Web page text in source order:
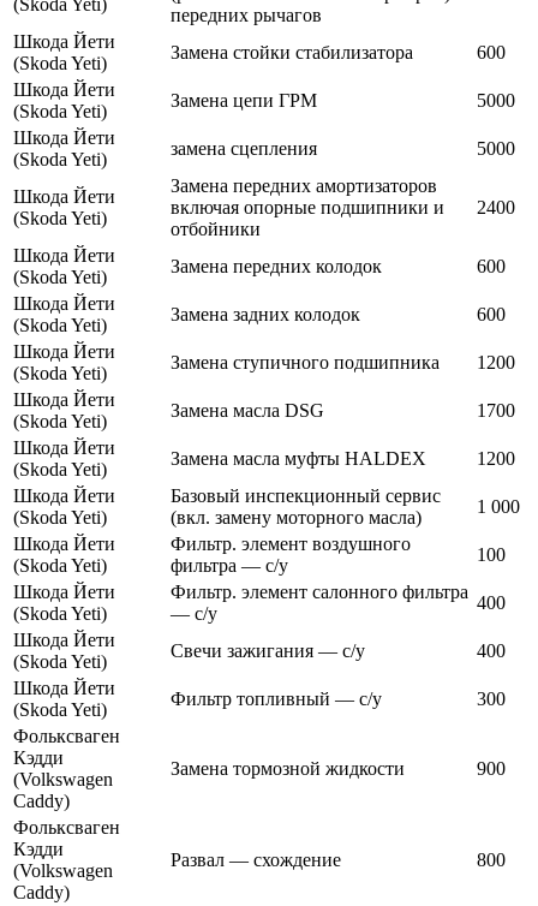
передних рычагов
Шкода Йети
(Skoda Yeti)
Замена стойки стабилизатора
600
Шкода Йети
(Skoda Yeti)
Замена цепи ГРМ
5000
Шкода Йети
(Skoda Yeti)
замена сцепления 5000
Шкода Йети
(Skoda Yeti)
Замена передних амортизаторов
включая опорные подшипники и
отбойники
2400
Шкода Йети
(Skoda Yeti)
Замена передних колодок
600
Шкода Йети
(Skoda Yeti)
Замена задних колодок
600
Шкода Йети
(Skoda Yeti)
Замена ступичного подшипника
1200
Шкода Йети
(Skoda Yeti)
Замена масла DSG
1700
Шкода Йети
(Skoda Yeti)
Замена масла муфты HALDEX
1200
Шкода Йети
(Skoda Yeti)
Базовый инспекционный сервис
(вкл. замену моторного масла)
1 000
Шкода Йети
(Skoda Yeti)
Фильтр. элемент воздушного
фильтра — с/у
100
Шкода Йети
(Skoda Yeti)
Фильтр. элемент салонного фильтра
— с/у
400
Шкода Йети
(Skoda Yeti)
Cвечи зажигания — с/у
400
Шкода Йети
(Skoda Yeti)
Фильтр топливный — с/у
300
Фольксваген
Кэдди
(Volkswagen
Caddy)
Замена тормозной жидкости 900
Фольксваген
Кэдди
(Volkswagen
Caddy)
Развал — схождение 800